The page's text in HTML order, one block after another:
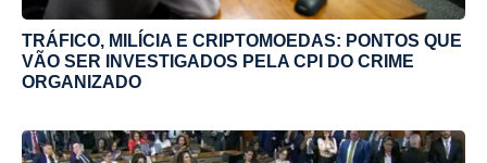
TRÁFICO, MILÍCIA E CRIPTOMOEDAS: PONTOS QUE
VÃO SER INVESTIGADOS PELA CPI DO CRIME
ORGANIZADO